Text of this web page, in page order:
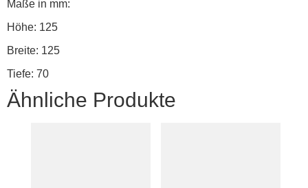
Maße in mm:
Höhe: 125
Breite: 125
Tiefe: 70
Ähnliche Produkte